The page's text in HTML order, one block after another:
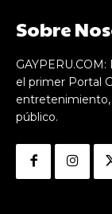
Sobre
el primer Portal
entretenimiento,
público.